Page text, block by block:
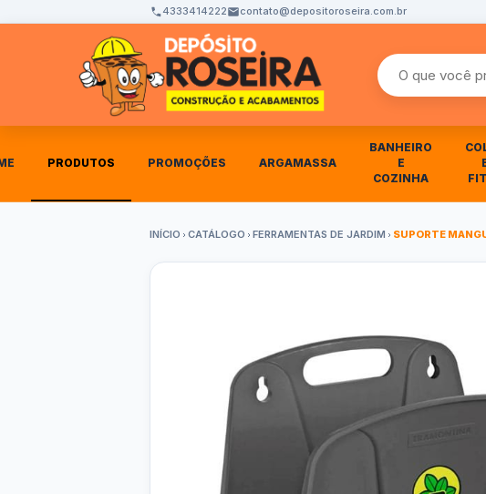
4333414222 contato@depositoroseira.com.br
Buscar produtos
PRODUTOS PROMOÇÕES ARGAMASSA
BANHEIRO
E
COZINHA
INÍCIO CATÁLOGO FERRAMENTAS DE JARDIM SUPORTE